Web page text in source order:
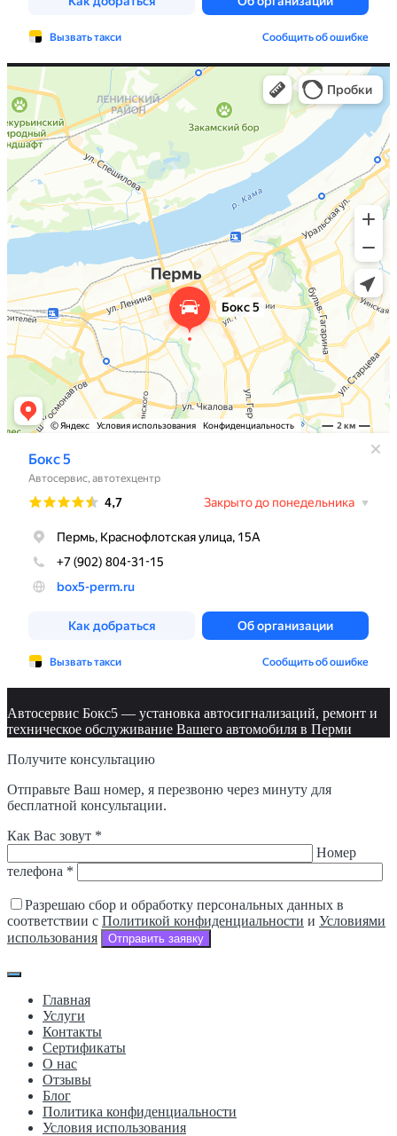
Автосервис Бокс5 — установка автосигнализаций, ремонт и
техническое обслуживание Вашего автомобиля в Перми
Получите консультацию
Отправьте Ваш номер, я перезвоню через минуту для
бесплатной консультации.
Как Вас зовут *
Номер
телефона *
Разрешаю сбор и обработку персональных данных в
соответствии с Политикой конфиденциальности и Условиями
использования
Отправить заявку
Главная
Услуги
Контакты
Сертификаты
О нас
Отзывы
Блог
Политика конфиденциальности
Условия использования